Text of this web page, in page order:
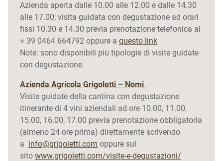
Azienda aperta dalle 10.00 alle 12.00 e dalle 14.30
alle 17.00; visita guidata con degustazione ad orari
fissi 10.30 e 14.30 previa prenotazione telefonica al
+ 39 0464 664792 oppure a questo link
Note: sono disponibili più tipologie di visite guidate
con degustazione.
Azienda Agricola Grigoletti – Nomi
Visite guidate della cantina con degustazione
itinerante di 4 vini aziendali ad ore 10.00, 11.00,
15.00, 16.00, 17.00 previa prenotazione obbligatoria
(almeno 24 ore prima) direttamente scrivendo
a info@grigoletti.com oppure sul
sito www.grigoletti.com/visite-e-degustazioni/